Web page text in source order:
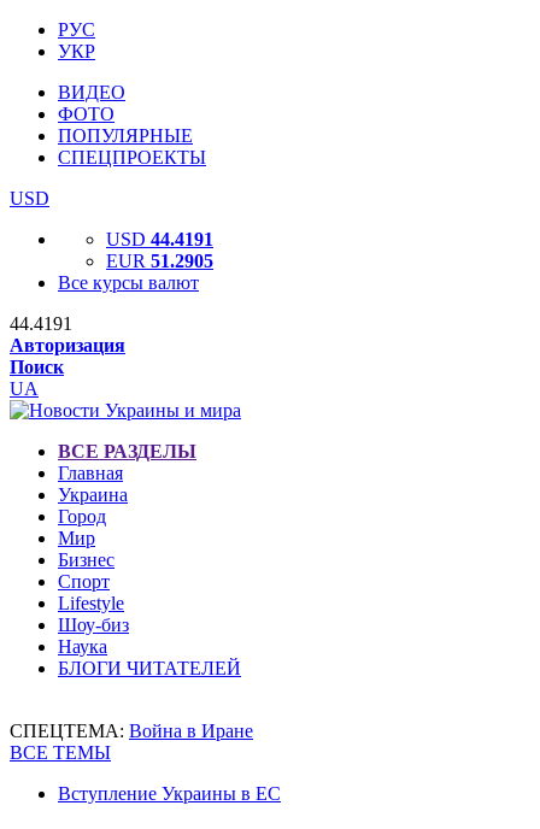
РУС
УКР
ВИДЕО
ФОТО
ПОПУЛЯРНЫЕ
СПЕЦПРОЕКТЫ
USD
USD 44.4191
EUR 51.2905
Все курсы валют
44.4191
Авторизация
Поиск
UA
ВСЕ РАЗДЕЛЫ
Главная
Украина
Город
Мир
Бизнес
Спорт
Lifestyle
Шоу-биз
Наука
БЛОГИ ЧИТАТЕЛЕЙ
СПЕЦТЕМА: Война в Иране
ВСЕ ТЕМЫ
Вступление Украины в ЕС